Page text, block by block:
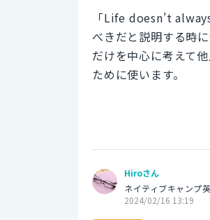
「Life doesn't
べきだと説明する時
だけを中心に考えて
ために使います。
Hiroさん
ネイティブキャンプ
2024/02/16 13:19